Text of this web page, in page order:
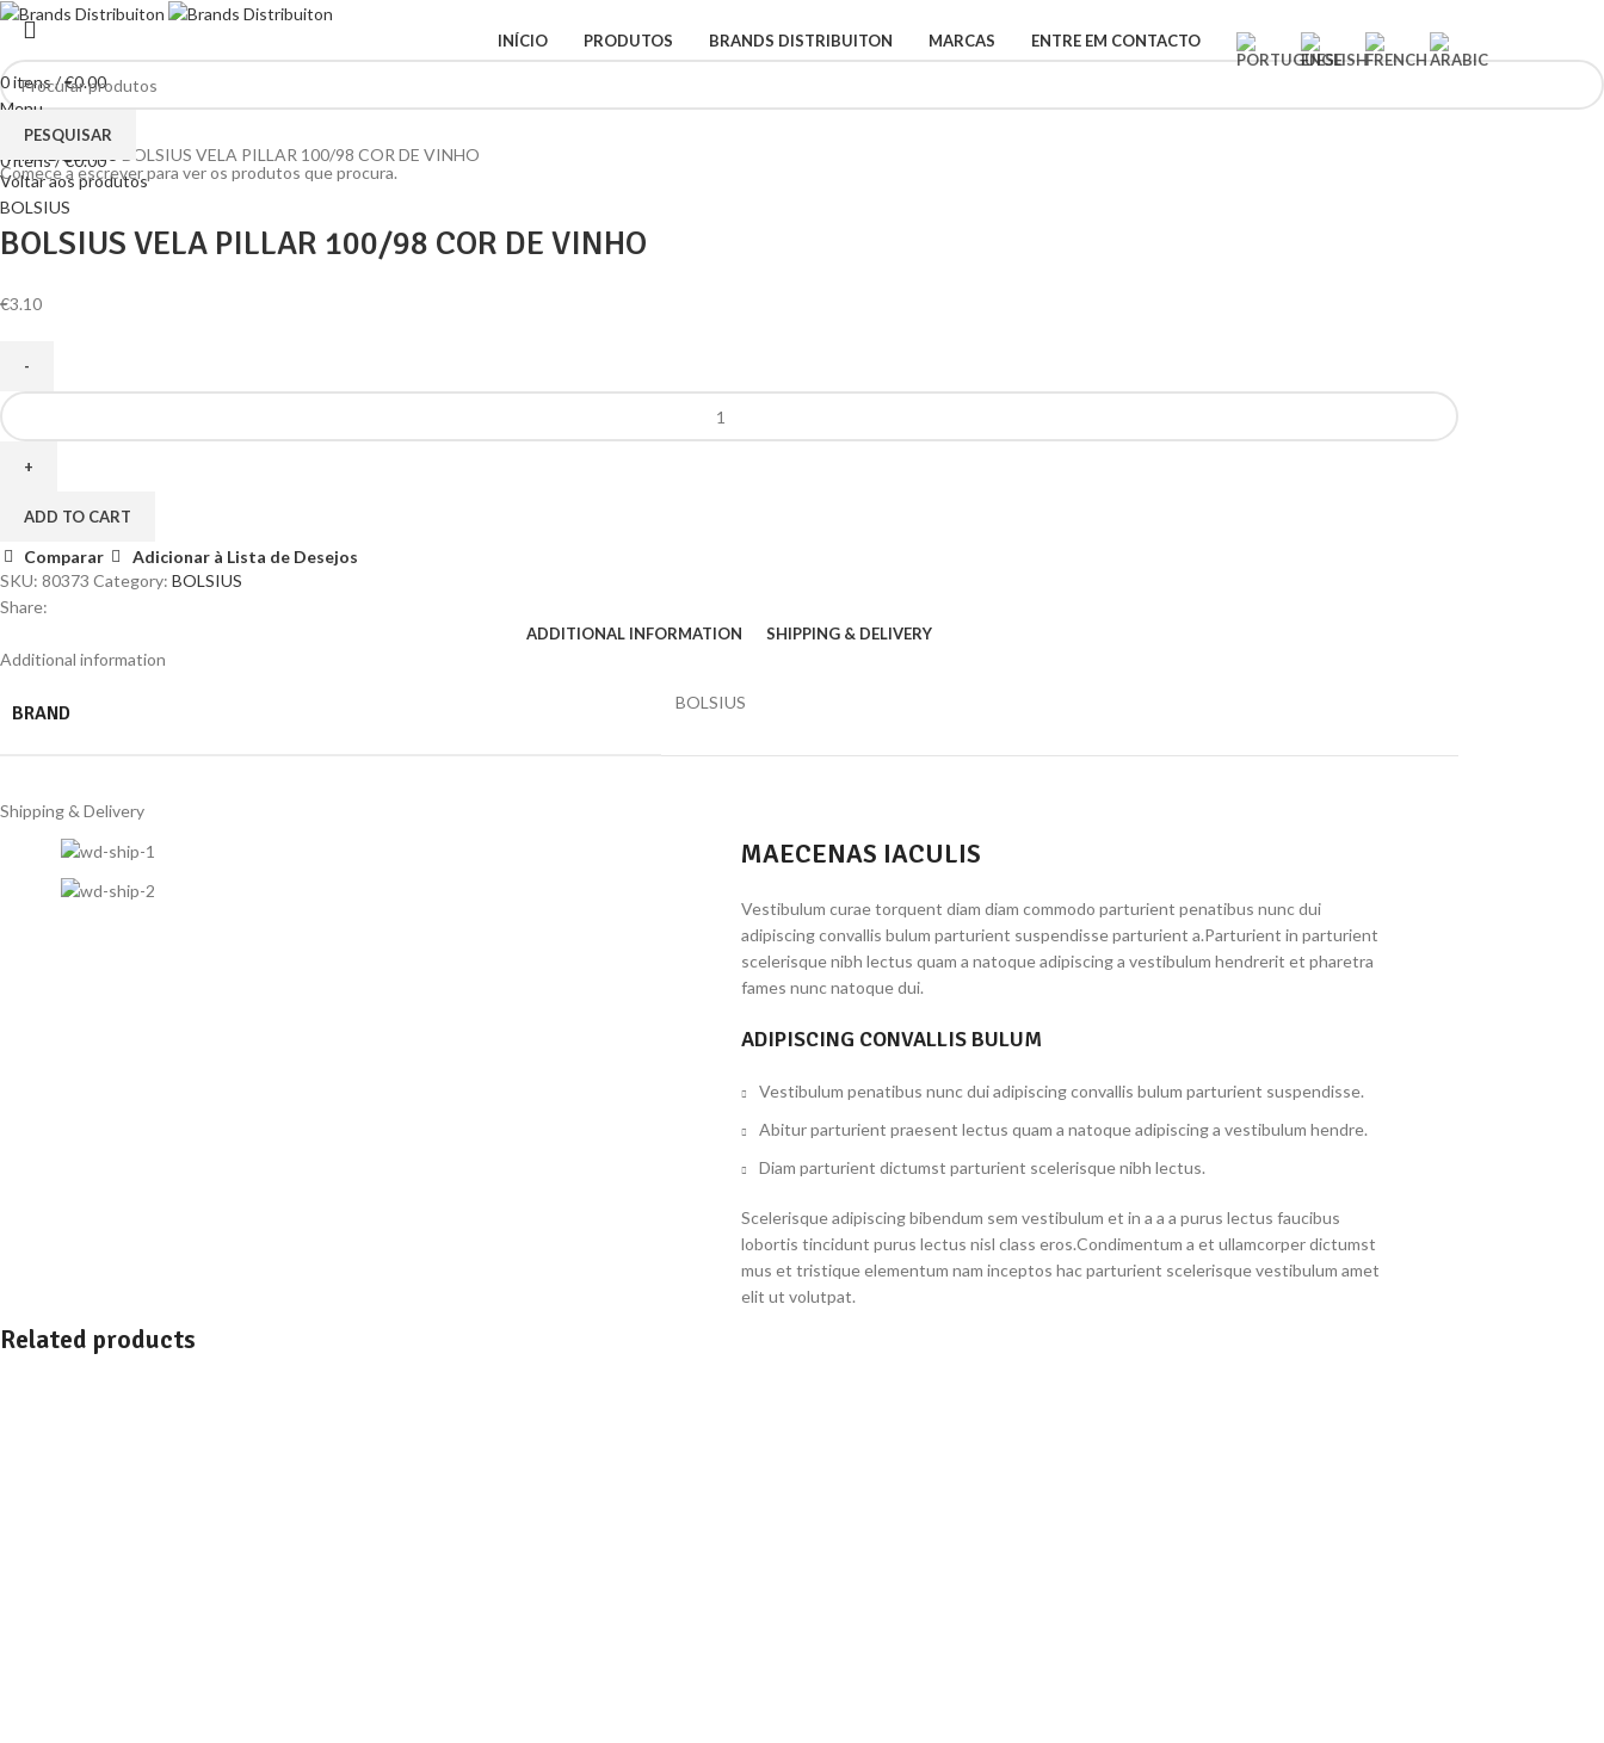
INÍCIO PRODUTOS BRANDS DISTRIBUITON MARCAS ENTRE EM CONTACTO
0itens/€0.00
Menu
0itens/ €0.00
Clique para ampliar
HomeBOLSIUS BOLSIUS VELA PILLAR 100/98 COR DE VINHO
Voltar aos produtos
BOLSIUS
BOLSIUS VELA PILLAR 100/98 COR DE VINHO
€3.10
ADD TO CART
Comparar
Adicionar à Lista de Desejos
SKU: 80373 Category: BOLSIUS
Share:
ADDITIONAL INFORMATION SHIPPING & DELIVERY
Additional information
BRAND BOLSIUS
Shipping & Delivery
MAECENAS IACULIS
Vestibulum curae torquent diam diam commodo parturient penatibus nunc dui
adipiscing convallis bulum parturient suspendisse parturient a.Parturient in parturient
scelerisque nibh lectus quam a natoque adipiscing a vestibulum hendrerit et pharetra
fames nunc natoque dui.
ADIPISCING CONVALLIS BULUM
Vestibulum penatibus nunc dui adipiscing convallis bulum parturient suspendisse.
Abitur parturient praesent lectus quam a natoque adipiscing a vestibulum hendre.
Diam parturient dictumst parturient scelerisque nibh lectus.
Scelerisque adipiscing bibendum sem vestibulum et in a a a purus lectus faucibus
lobortis tincidunt purus lectus nisl class eros.Condimentum a et ullamcorper dictumst
mus et tristique elementum nam inceptos hac parturient scelerisque vestibulum amet
elit ut volutpat.
Related products
PESQUISAR
Comece a escrever para ver os produtos que procura.